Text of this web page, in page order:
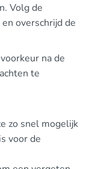
Volg de
overschrijd de
na de
te
zo snel mogelijk
voor de